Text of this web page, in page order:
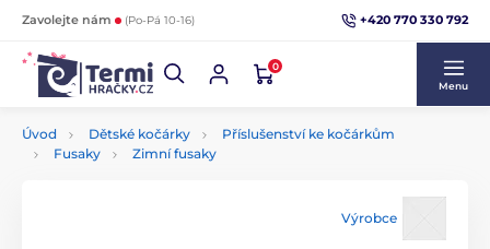
Zavolejte nám (Po-Pá 10-16) +420 770 330 792
0
Menu
Úvod Dětské kočárky
Příslušenství ke kočárkům
Fusaky
Zimní fusaky
Výrobce